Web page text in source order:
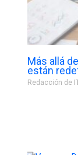
Más allá
están
Redacción de